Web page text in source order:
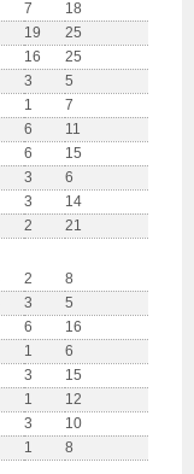
7
18
19
25
16
25
3
5
1
7
6
11
6
15
3
6
3
14
2 21
2
8
3
5
6
16
1
6
3
15
1
12
3
10
1 8